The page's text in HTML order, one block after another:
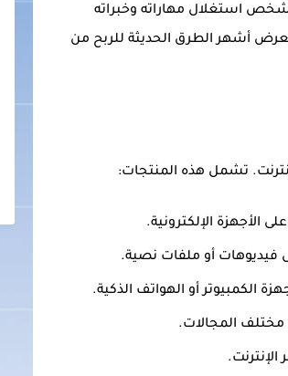
شخص استغلال مهاراته وخبراته
أشهر الطرق الحديثة للربح من
تشمل هذه المنتجات:
الأجهزة الإلكترونية.
فيديوهات أو ملفات نصية.
الكمبيوتر أو الهواتف الذكية.
المجالات.